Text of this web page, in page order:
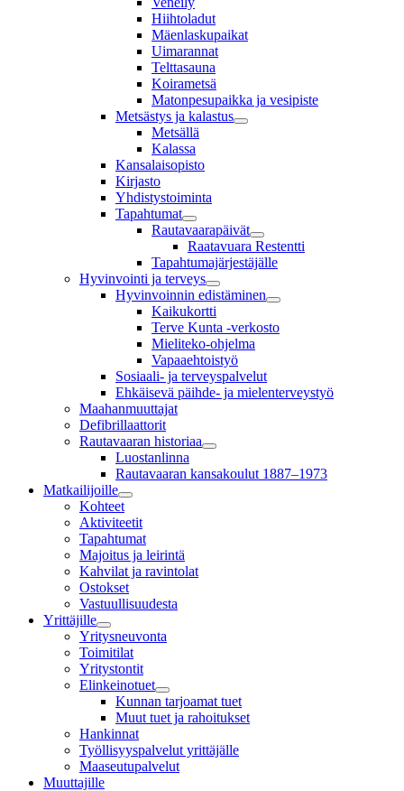
Hiihtoladut
Mäenlaskupaikat
Uimarannat
Telttasauna
Koirametsä
Matonpesupaikka ja vesipiste
Metsästys ja kalastus
Metsällä
Kalassa
Kansalaisopisto
Kirjasto
Yhdistystoiminta
Tapahtumat
Rautavaarapäivät
Raatavuara Restentti
Tapahtumajärjestäjälle
Hyvinvointi ja terveys
Hyvinvoinnin edistäminen
Kaikukortti
Terve Kunta -verkosto
Mieliteko-ohjelma
Vapaaehtoistyö
Sosiaali- ja terveyspalvelut
Ehkäisevä päihde- ja mielenterveystyö
Maahanmuuttajat
Defibrillaattorit
Rautavaaran historiaa
Luostanlinna
Rautavaaran kansakoulut 1887–1973
Matkailijoille
Kohteet
Aktiviteetit
Tapahtumat
Majoitus ja leirintä
Kahvilat ja ravintolat
Ostokset
Vastuullisuudesta
Yrittäjille
Yritysneuvonta
Toimitilat
Yritystontit
Elinkeinotuet
Kunnan tarjoamat tuet
Muut tuet ja rahoitukset
Hankinnat
Työllisyyspalvelut yrittäjälle
Maaseutupalvelut
Muuttajille